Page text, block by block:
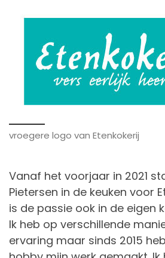
vroegere logo van Etenkokerij
Vanaf het voorjaar in 2021
Pietersen in de keuken voor
is de passie ook in de eigen
Ik heb op verschillende
ervaring maar sinds 2015